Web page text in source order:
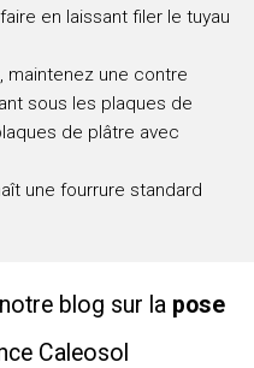
en laissant filer le tuyau
maintenez une contre
sous les plaques de
de plâtre avec
une fourrure standard
blog sur la pose
Caleosol